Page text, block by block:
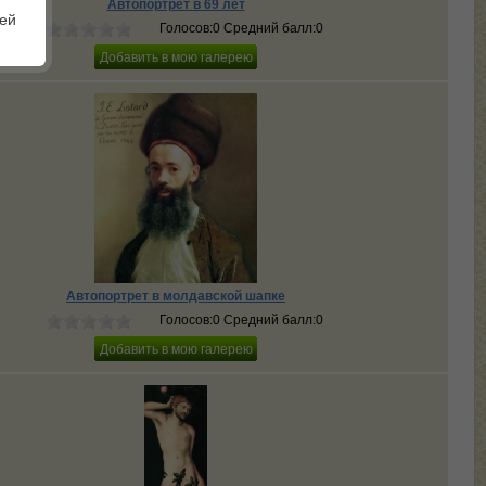
Автопортрет в 69 лет
Голосов:0 Средний балл:0
Автопортрет в молдавской шапке
Голосов:0 Средний балл:0